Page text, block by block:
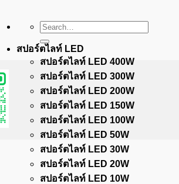
Search
for:
สปอร์ตไลท์ LED
สปอร์ตไลท์ LED 400W
สปอร์ตไลท์ LED 300W
สปอร์ตไลท์ LED 200W
สปอร์ตไลท์ LED 150W
สปอร์ตไลท์ LED 100W
สปอร์ตไลท์ LED 50W
สปอร์ตไลท์ LED 30W
สปอร์ตไลท์ LED 20W
สปอร์ตไลท์ LED 10W